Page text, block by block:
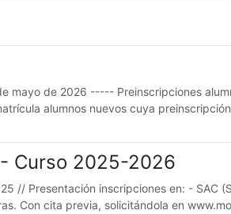
mayo de 2026 ----- Preinscripciones
alumnos nuevos cuya
Curso 2025-2026
// Presentación inscripciones en: - SAC
Con cita previa, solicitándola en